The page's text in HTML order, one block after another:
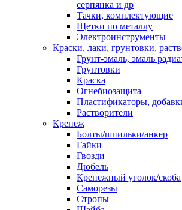
серпянка и др
Тачки, комплектующие
Щетки по металлу
Электроинструменты
Краски, лаки, грунтовки,
Грунт-эмаль, эмаль
Грунтовки
Краска
Огнебиозащита
Пластификаторы,
Растворители
Крепеж
Болты/шпильки/анкер
Гайки
Гвозди
Дюбель
Крепежный уголок/скоба
Саморезы
Стропы